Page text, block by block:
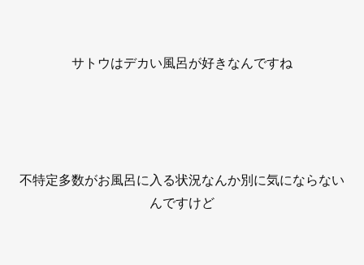
サトウはデカい風呂が好きなんですね
不特定多数がお風呂に入る状況なんか別に気にならない
んですけど